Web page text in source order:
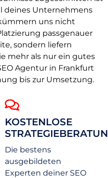
deines Unternehmens
uns nicht
passgenauer
sondern liefern
mehr als nur ein gutes
Agentur in Frankfurt
bis zur Umsetzung.
KOSTENLOSE
Die bestens
ausgebildeten
Experten deiner SEO